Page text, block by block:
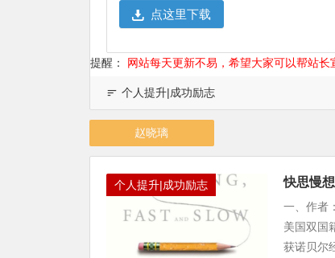
点这里下载
提醒： 网站每天更新不易，希望大家可以帮站长
个人提升|成功励志
赵晓璃
个人提升|成功励志 快思慢
一、作者
美国双国
获诺贝尔